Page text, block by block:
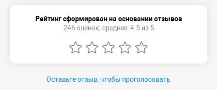
Рейтинг сформирован на основании отзывов
246 оценок, среднее: 4.5 из 5
Оставьте отзыв, чтобы проголосовать